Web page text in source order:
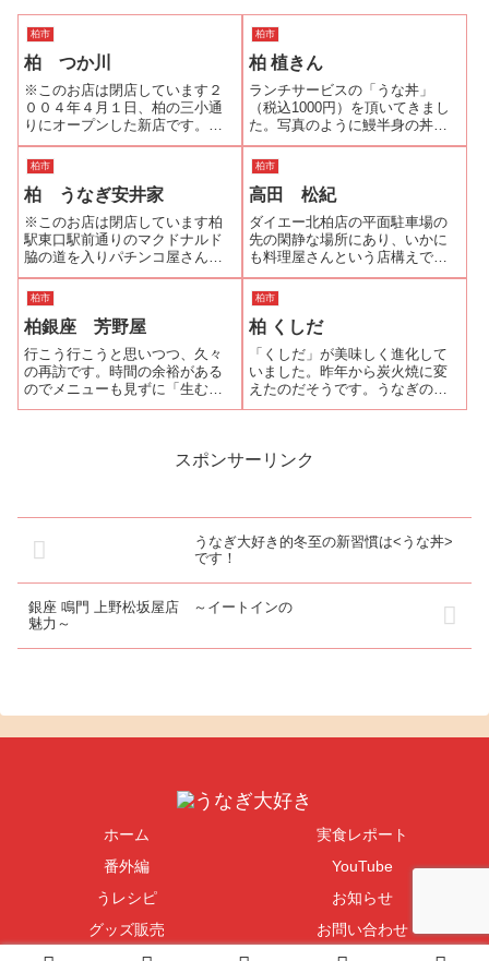
柏市
柏 つか川
※このお店は閉店しています２
００４年４月１日、柏の三小通
りにオープンした新店です。茨
城から移ってきたというご主人
は、この道一筋２５年だそう
で、技術はしっかりしていま
す。お客さんに美味しい鰻を食
べてもらいたいという熱意が感
じられます。従って、...
柏市
柏 植きん
ランチサービスの「うな丼」
（税込1000円）を頂いてきまし
た。写真のように鰻半身の丼に
サラダ、小鉢（この日はおで
ん）、香物、肝吸が付きます。
蒲焼は、ひとくちサイズに包丁
が入れてあり、女性には食べや
すい工夫がされていました。植
きん関連ランキ...
柏市
柏 うなぎ安井家
※このお店は閉店しています柏
駅東口駅前通りのマクドナルド
脇の道を入りパチンコ屋さんを
通り過ぎると「うなぎ安井家」
の看板が目に入ります。2007年9
月10日にオープンした新店で
す。といっても我孫子駅南口の
老舗のつくだ煮屋さんである
「安井家」が...
柏市
高田 松紀
ダイエー北柏店の平面駐車場の
先の閑静な場所にあり、いかに
も料理屋さんという店構えで入
るのに勇気が要りましたが、女
将さんはとても気さくでホッと
しました。うな重も気取りがな
く、｢美味しゅうございました｣
というより｢あー、食べた｣とい
う感じです。...
柏市
柏銀座 芳野屋
行こう行こうと思いつつ、久々
の再訪です。時間の余裕がある
のでメニューも見ずに「生むし
鰻重」を注文しました。注文し
るものもメニューに追加されて
柏市
柏 くしだ
「くしだ」が美味しく進化して
いました。昨年から炭火焼に変
えたのだそうです。うなぎの見
た目も美味しさもグレードアッ
れ重です。これ異常ないヴォリ
スポンサーリンク
うなぎ大好き的冬至の新習慣は<うな丼>
です！
銀座 鳴門 上野松坂屋店 ～イートインの
魅力～
ホーム
実食レポート
番外編
YouTube
うレシピ
お知らせ
グッズ販売
お問い合わせ